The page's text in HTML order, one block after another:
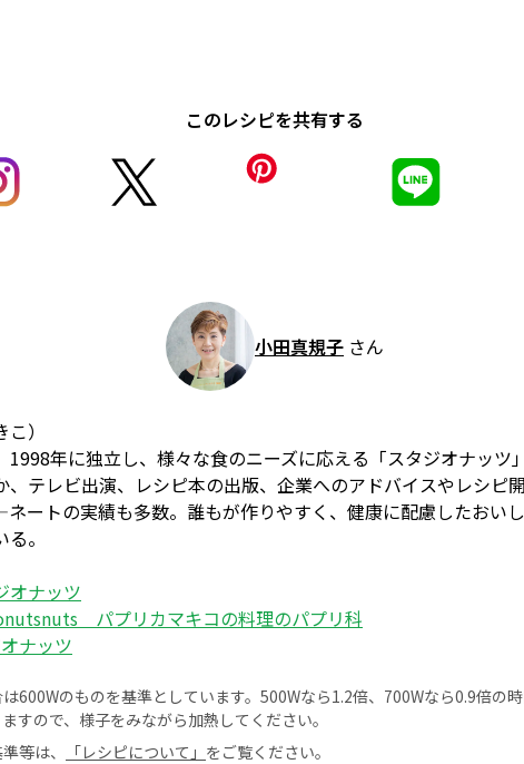
このレシピを共有する
小田真規子 さん
）
1998年に独立し、様々な食のニーズに応える「スタジオナッツ
、テレビ出演、レシピ本の出版、企業へのアドバイスやレシピ
ートの実績も多数。誰もが作りやすく、健康に配慮したおい
。
オナッツ
パプリカマキコの料理のパプリ科
ナッツ
600Wのものを基準としています。500Wなら1.2倍、700Wなら0.9倍の
すので、様子をみながら加熱してください。
等は、
「レシピについて」 をご覧ください。